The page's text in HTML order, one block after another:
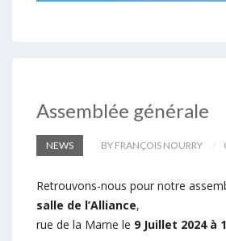
Assemblée générale
NEWS BY FRANÇOIS NOURRY
Retrouvons-nous pour notre
salle de l’Alliance,
rue de la Marne le 9 Juillet 2024 à